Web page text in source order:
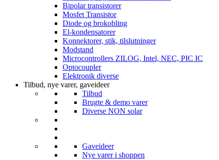
Bipolar transistorer
Mosfet Transistor
Diode og brokobling
El-kondensatorer
Konnektorer, stik, tilslutninger
Modstand
Microcontrollers ZILOG, Intel, NEC, PIC IC
Optocoupler
Elektronik diverse
Tilbud, nye varer, gaveideer
Tilbud
Brugte & demo varer
Diverse NON solar
Gaveideer
Nye varer i shoppen